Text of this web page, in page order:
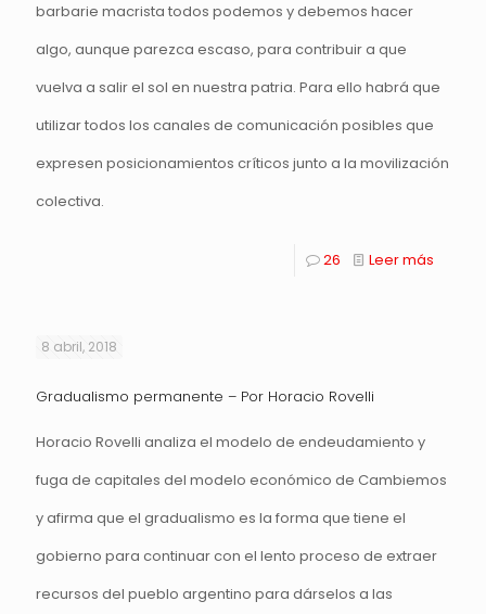
barbarie macrista todos podemos y debemos hacer
algo, aunque parezca escaso, para contribuir a que
vuelva a salir el sol en nuestra patria. Para ello habrá que
utilizar todos los canales de comunicación posibles que
expresen posicionamientos críticos junto a la movilización
colectiva.
26 Leer más
8 abril, 2018
Gradualismo permanente – Por Horacio Rovelli
Horacio Rovelli analiza el modelo de endeudamiento y
fuga de capitales del modelo económico de Cambiemos
y afirma que el gradualismo es la forma que tiene el
gobierno para continuar con el lento proceso de extraer
recursos del pueblo argentino para dárselos a las